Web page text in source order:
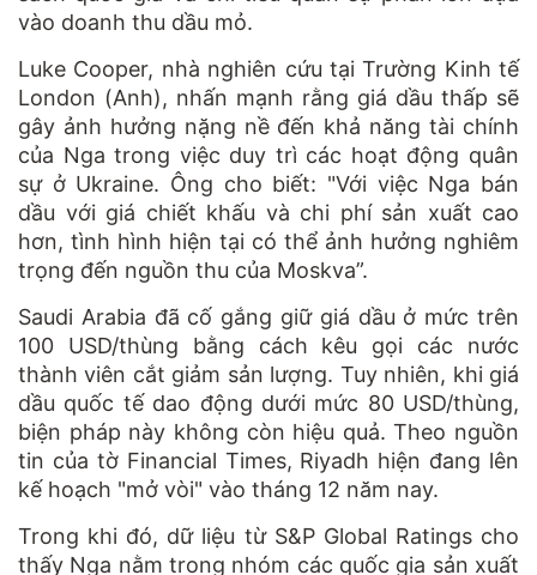
vào doanh thu dầu mỏ.
Luke Cooper, nhà nghiên cứu tại Trường Kinh tế
London (Anh), nhấn mạnh rằng giá dầu thấp sẽ
gây ảnh hưởng nặng nề đến khả năng tài chính
của Nga trong việc duy trì các hoạt động quân
sự ở Ukraine. Ông cho biết: "Với việc Nga bán
dầu với giá chiết khấu và chi phí sản xuất cao
hơn, tình hình hiện tại có thể ảnh hưởng nghiêm
trọng đến nguồn thu của Moskva”.
Saudi Arabia đã cố gắng giữ giá dầu ở mức trên
100 USD/thùng bằng cách kêu gọi các nước
thành viên cắt giảm sản lượng. Tuy nhiên, khi giá
dầu quốc tế dao động dưới mức 80 USD/thùng,
biện pháp này không còn hiệu quả. Theo nguồn
tin của tờ Financial Times, Riyadh hiện đang lên
kế hoạch "mở vòi" vào tháng 12 năm nay.
Trong khi đó, dữ liệu từ S&P Global Ratings cho
thấy Nga nằm trong nhóm các quốc gia sản xuất